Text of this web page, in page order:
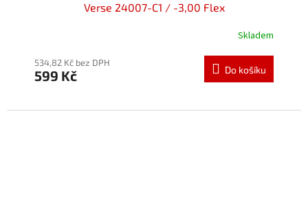
Verse 24007-C1 / -3,00 Flex
Skladem
534,82 Kč bez DPH
599 Kč Do košíku